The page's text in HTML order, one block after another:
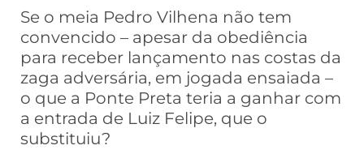
Se o meia Pedro Vilhena não tem
convencido – apesar da obediência
para receber lançamento nas costas da
zaga adversária, em jogada ensaiada –
o que a Ponte Preta teria a ganhar com
a entrada de Luiz Felipe, que o
substituiu?